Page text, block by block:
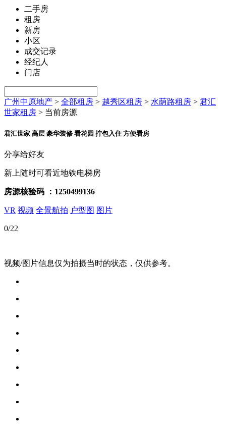
二手房
租房
新房
小区
成交记录
经纪人
门店
广州中原地产 > 全部租房 > 越秀区租房 > 水荫路租房 > 君汇
世家租房 > 当前房源
君汇世家 高层 豪华装修 看花园 拧包入住 方便看房
分享给好友
新上 随时可看近地铁电梯房
房源核验码 ：1250499136
VR 视频 全景航拍 户型图 图片
0/22
视频/图片信息仅为拍摄当时的状态，仅供参考。